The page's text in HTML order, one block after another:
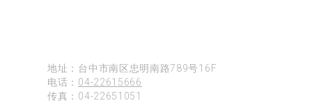
地址：台中市南区忠明南路789号16F
电话： 04-22615666
传真：04-22651051